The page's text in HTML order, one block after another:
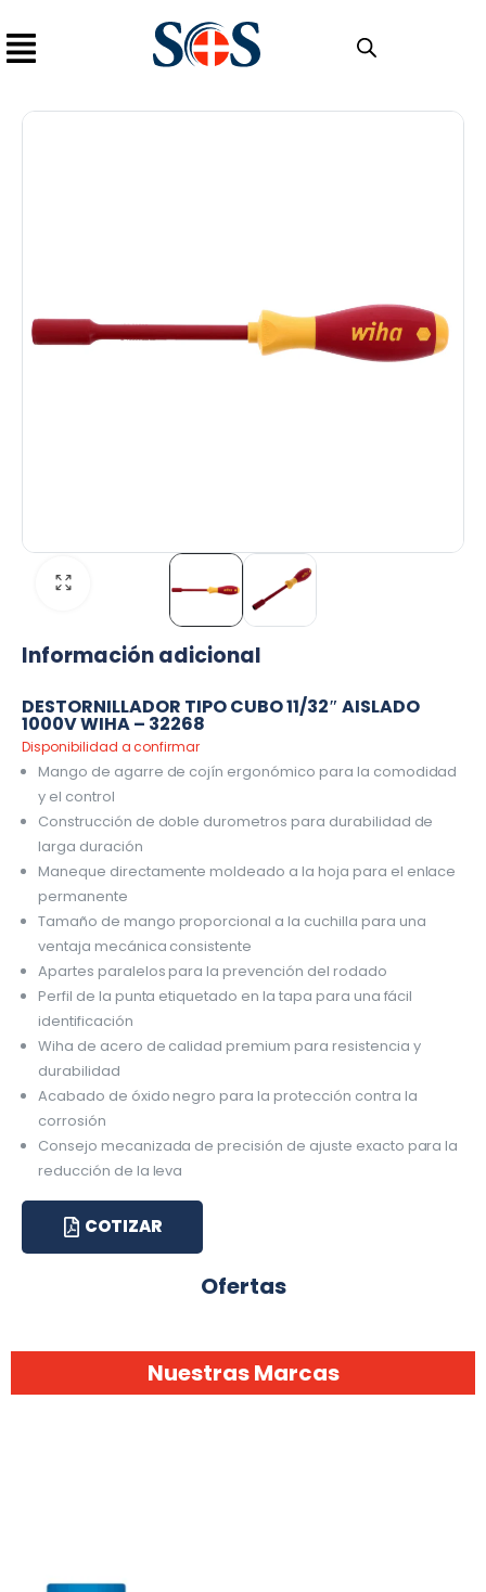
Información adicional
DESTORNILLADOR TIPO CUBO 11/32″ AISLADO
1000V WIHA – 32268
Disponibilidad a confirmar
Mango de agarre de cojín ergonómico para la comodidad
y el control
Construcción de doble durometros para durabilidad de
larga duración
Maneque directamente moldeado a la hoja para el enlace
permanente
Tamaño de mango proporcional a la cuchilla para una
ventaja mecánica consistente
Apartes paralelos para la prevención del rodado
Perfil de la punta etiquetado en la tapa para una fácil
identificación
Wiha de acero de calidad premium para resistencia y
durabilidad
Acabado de óxido negro para la protección contra la
corrosión
Consejo mecanizada de precisión de ajuste exacto para la
reducción de la leva
COTIZAR
Ofertas
Nuestras Marcas